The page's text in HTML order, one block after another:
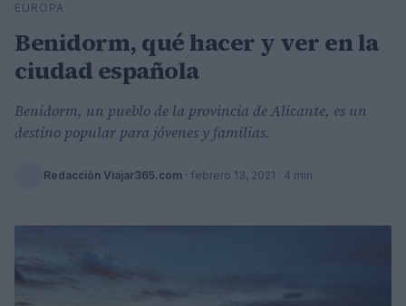
Buscar
EUROPA
Benidorm, qué hacer y ver en la
ciudad española
Benidorm, un pueblo de la provincia de Alicante, es un
destino popular para jóvenes y familias.
Redacción Viajar365.com · febrero 13, 2021 · 4 min